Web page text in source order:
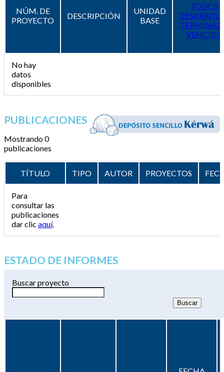
NÚM. DE
PROYECTO
DESCRIPCIÓN
UNIDAD
BASE
TODOS
VENCIDO
No hay
datos
disponibles
PUBLICACIONES
Mostrando 0
publicaciones
TÍTULO TIPO AUTOR PROYECTOS
Para
consultar las
publicaciones
dar clic aquí.
ESTADO DE INFORMES
Buscar proyecto